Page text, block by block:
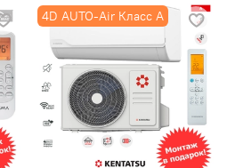
4D AUTO-Air Класс А